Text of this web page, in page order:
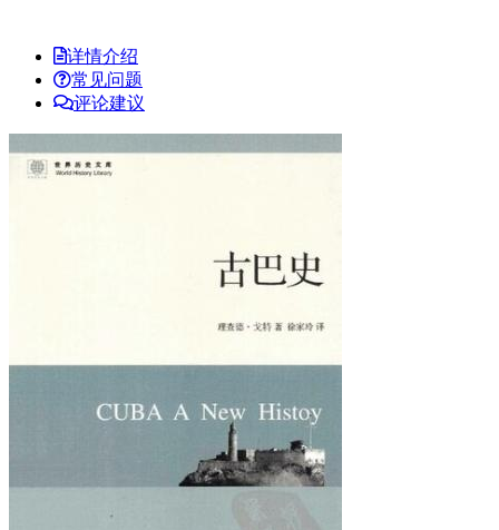
详情介绍
常见问题
评论建议